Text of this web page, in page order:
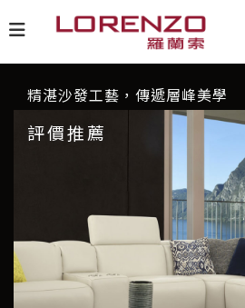
精湛沙發工藝，傳遞層峰美學
評價推薦